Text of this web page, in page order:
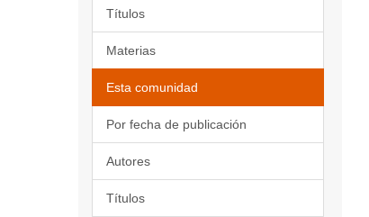
Títulos
Materias
Esta comunidad
Por fecha de publicación
Autores
Títulos